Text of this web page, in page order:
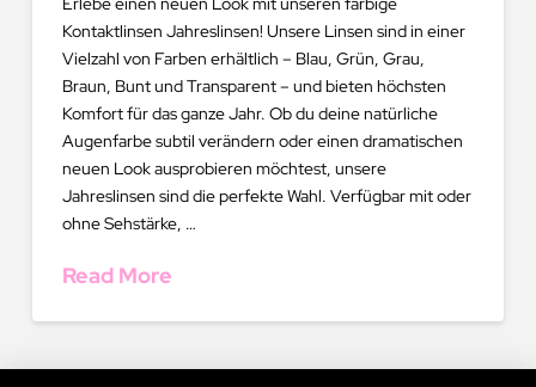
Kontaktlinsen Jahreslinsen! Unsere Linsen sind in einer
Vielzahl von Farben erhältlich – Blau, Grün, Grau,
Braun, Bunt und Transparent – und bieten höchsten
Komfort für das ganze Jahr. Ob du deine natürliche
Augenfarbe subtil verändern oder einen dramatischen
neuen Look ausprobieren möchtest, unsere
Jahreslinsen sind die perfekte Wahl. Verfügbar mit oder
ohne Sehstärke, …
Read More